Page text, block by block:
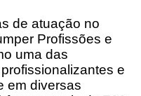
de atuação no
Profissões e
uma das
e
em diversas